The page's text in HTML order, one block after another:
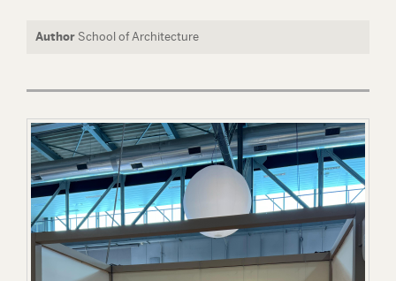
Author School of Architecture